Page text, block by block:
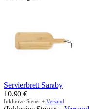
Servierbrett Saraby
10.90 €
Inklusive Steuer + Versand